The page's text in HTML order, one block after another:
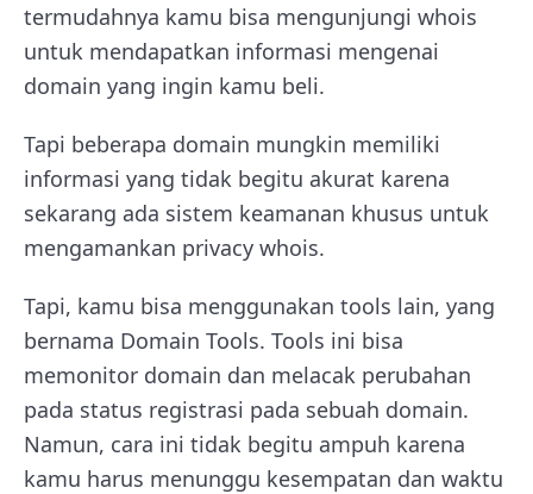
termudahnya kamu bisa mengunjungi whois
untuk mendapatkan informasi mengenai
domain yang ingin kamu beli.
Tapi beberapa domain mungkin memiliki
informasi yang tidak begitu akurat karena
sekarang ada sistem keamanan khusus untuk
mengamankan privacy whois.
Tapi, kamu bisa menggunakan tools lain, yang
bernama Domain Tools. Tools ini bisa
memonitor domain dan melacak perubahan
pada status registrasi pada sebuah domain.
Namun, cara ini tidak begitu ampuh karena
kamu harus menunggu kesempatan dan waktu